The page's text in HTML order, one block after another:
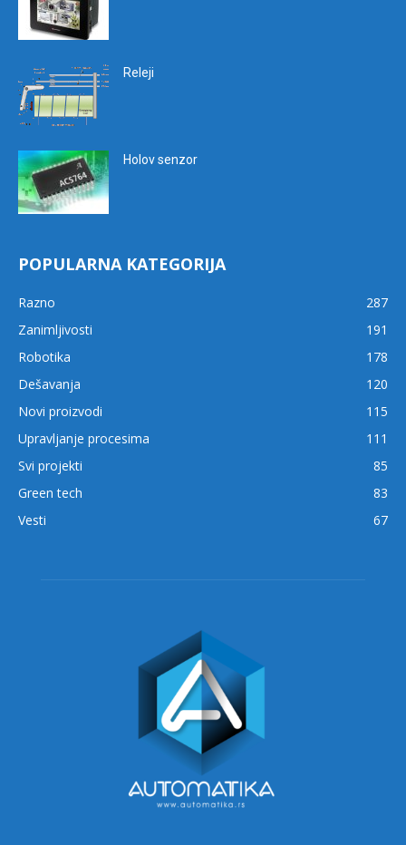
Releji
Holov senzor
POPULARNA KATEGORIJA
Razno
287
Zanimljivosti
191
Robotika
178
Dešavanja
120
Novi proizvodi
115
Upravljanje procesima
111
Svi projekti
85
Green tech
83
Vesti
67